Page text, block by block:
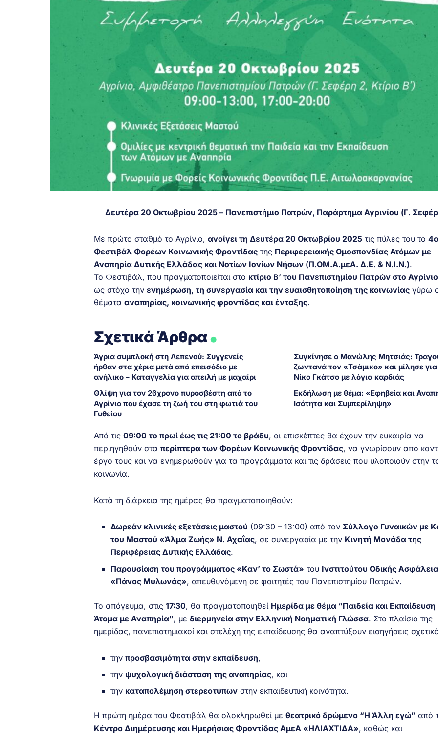
Δευτέρα 20 Οκτωβρίου 2025 – Πανεπιστήμιο Πατρών, Παράρτημα Αγρινίου (Γ.
Με πρώτο σταθμό το Αγρίνιο, ανοίγει τη Δευτέρα 20 Οκτωβρίου 2025 τις πύλες του το 4ο
Φεστιβάλ Φορέων Κοινωνικής Φροντίδας της Περιφερειακής Ομοσπονδίας Ατόμων με
Αναπηρία Δυτικής Ελλάδας και Νοτίων Ιονίων Νήσων (Π.ΟΜ.Α.μεΑ. Δ.Ε. & Ν.Ι.Ν.).
Το Φεστιβάλ, που πραγματοποιείται στο κτίριο Β’ του Πανεπιστημίου Πατρών στο Αγρίνιο
ως στόχο την ενημέρωση, τη συνεργασία και την ευαισθητοποίηση της κοινωνίας γύρω
θέματα αναπηρίας, κοινωνικής φροντίδας και ένταξης.
Σχετικά Άρθρα.
Άγρια συμπλοκή στη Λεπενού: Συγγενείς
ήρθαν στα χέρια μετά από επεισόδιο με
ανήλικο – Καταγγελία για απειλή με μαχαίρι
Θλίψη για τον 26χρονο πυροσβέστη από το
Αγρίνιο που έχασε τη ζωή του στη φωτιά του
Γυθείου
Συγκίνησε ο Μανώλης Μητσιάς:
ζωντανά τον «Τσάμικο» και μίλησε
Νίκο Γκάτσο με λόγια καρδιάς
Εκδήλωση με θέμα: «Εφηβεία και
Ισότητα και Συμπερίληψη»
Από τις 09:00 το πρωί έως τις 21:00 το βράδυ, οι επισκέπτες θα έχουν την ευκαιρία να
περιηγηθούν στα περίπτερα των Φορέων Κοινωνικής Φροντίδας, να γνωρίσουν από
έργο τους και να ενημερωθούν για τα προγράμματα και τις δράσεις που υλοποιούν στην
κοινωνία.
Κατά τη διάρκεια της ημέρας θα πραγματοποιηθούν:
Δωρεάν κλινικές εξετάσεις μαστού (09:30 – 13:00) από τονΣύλλογο Γυναικών με
του Μαστού «Άλμα Ζωής» Ν. Αχαΐας, σε συνεργασία με την Κινητή Μονάδα της
Περιφέρειας Δυτικής Ελλάδας.
Παρουσίαση του προγράμματος «Καν’ το Σωστά» του Ινστιτούτου Οδικής
«Πάνος Μυλωνάς», απευθυνόμενη σε φοιτητές του Πανεπιστημίου Πατρών.
Το απόγευμα, στις 17:30, θα πραγματοποιηθεί Ημερίδα με θέμα “Παιδεία και Εκπαίδευση
Άτομα με Αναπηρία”, με διερμηνεία στην Ελληνική Νοηματική Γλώσσα. Στο πλαίσιο της
ημερίδας, πανεπιστημιακοί και στελέχη της εκπαίδευσης θα αναπτύξουν εισηγήσεις
τηνπροσβασιμότητα στην εκπαίδευση,
την ψυχολογική διάσταση της αναπηρίας, και
την καταπολέμηση στερεοτύπων στην εκπαιδευτική κοινότητα.
Η πρώτη ημέρα του Φεστιβάλ θα ολοκληρωθεί με θεατρικό δρώμενο “Η Άλλη εγώ” από
Κέντρο Διημέρευσης και Ημερήσιας Φροντίδας ΑμεΑ «ΗΛΙΑΧΤΙΔΑ», καθώς και